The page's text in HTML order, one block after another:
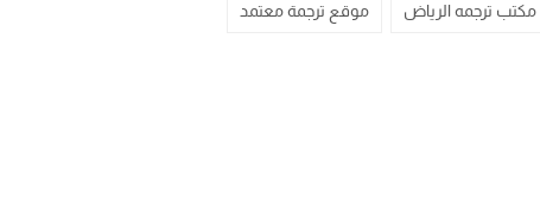
مكتب ترجمه الرياض موقع ترجمة معتمد